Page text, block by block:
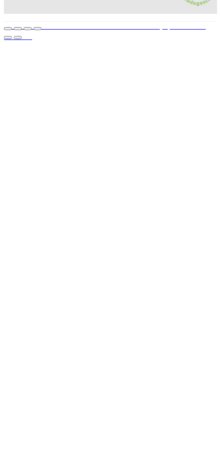
© 2022 — LEECHELAND. Tous droits réservés • Conçu par STEP UP
AGENCE